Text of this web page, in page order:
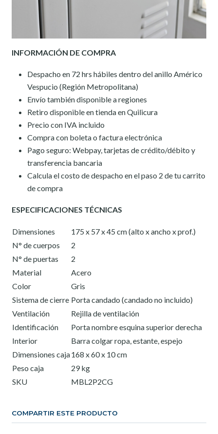
INFORMACIÓN DE COMPRA
Despacho en 72 hrs hábiles dentro del anillo Américo
Vespucio (Región Metropolitana)
Envío también disponible a regiones
Retiro disponible en tienda en Quilicura
Precio con IVA incluido
Compra con boleta o factura electrónica
Pago seguro: Webpay, tarjetas de crédito/débito y
transferencia bancaria
Calcula el costo de despacho en el paso 2 de tu carrito
de compra
ESPECIFICACIONES TÉCNICAS
Dimensiones
175 x 57 x 45 cm (alto x ancho x prof.)
N° de cuerpos
2
N° de puertas
2
Material
Acero
Color
Gris
Sistema de cierre Porta candado (candado no incluido)
Ventilación
Rejilla de ventilación
Identificación
Porta nombre esquina superior derecha
Interior
Barra colgar ropa, estante, espejo
Dimensiones caja168 x 60 x 10 cm
Peso caja
29 kg
SKU
MBL2P2CG
COMPARTIR ESTE PRODUCTO